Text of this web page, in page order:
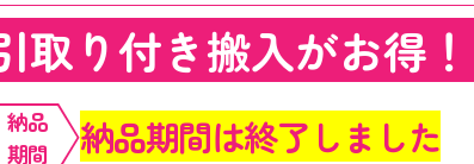
取り付き搬入がお得！
納品
期間
納品期間は終了しました